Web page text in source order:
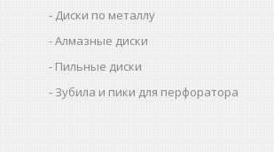
Диски по металлу
Алмазные диски
Пильные диски
Зубила и пики для перфоратора